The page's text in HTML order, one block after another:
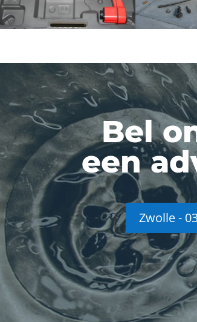
Bel
een
Zwolle -